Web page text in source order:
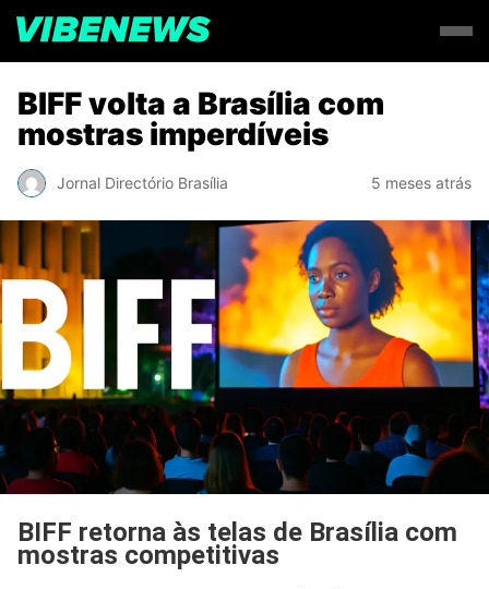
BIFF volta a Brasília com
mostras imperdíveis
Jornal Directório Brasília 5 meses atrás
BIFF retorna às telas de Brasília com
mostras competitivas